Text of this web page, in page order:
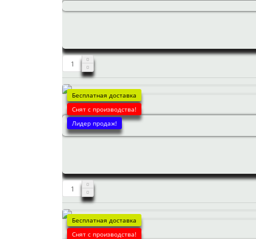
Бесплатная доставка
Снят с производства!
Лидер продаж!
Бесплатная доставка
Снят с производства!